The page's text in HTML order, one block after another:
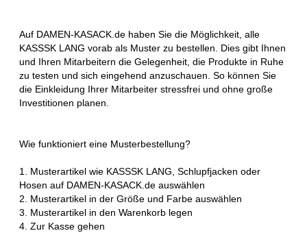
Auf DAMEN-KASACK.de haben Sie die Möglichkeit, alle
KASSSK LANG vorab als Muster zu bestellen. Dies gibt Ihnen
und Ihren Mitarbeitern die Gelegenheit, die Produkte in Ruhe
zu testen und sich eingehend anzuschauen. So können Sie
die Einkleidung Ihrer Mitarbeiter stressfrei und ohne große
Investitionen planen.
Wie funktioniert eine Musterbestellung?
1. Musterartikel wie KASSSK LANG, Schlupfjacken oder
Hosen auf DAMEN-KASACK.de auswählen
2. Musterartikel in der Größe und Farbe auswählen
3. Musterartikel in den Warenkorb legen
4. Zur Kasse gehen